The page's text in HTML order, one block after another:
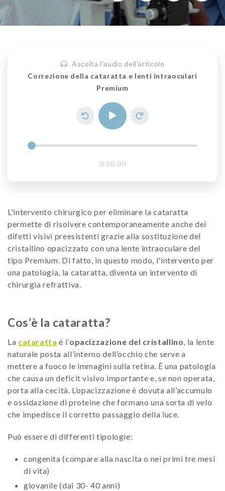
Ascolta l'audio dell'articolo
Correzione della cataratta e lenti intraoculari
Premium
0:00:00
L'intervento chirurgico per eliminare la cataratta
permette di risolvere contemporaneamente anche dei
difetti visivi preesistenti grazie alla sostituzione del
cristallino opacizzato con una lente intraoculare del
tipo Premium. Di fatto, in questo modo, l'intervento per
una patologia, la cataratta, diventa un intervento di
chirurgia refrattiva.
Cos’è la cataratta?
La cataratta è l’opacizzazione del cristallino, la lente
naturale posta all’interno dell’occhio che serve a
mettere a fuoco le immagini sulla retina. È una patologia
che causa un deficit visivo importante e, se non operata,
porta alla cecità. L’opacizzazione è dovuta all’accumulo
e ossidazione di proteine che formano una sorta di velo
che impedisce il corretto passaggio della luce.
Può essere di differenti tipologie:
congenita (compare alla nascita o nei primi tre mesi
di vita)
giovanile (dai 30- 40 anni)